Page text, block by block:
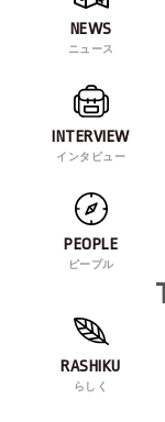
NEWS
ニュース
INTERVIEW
インタビュー
PEOPLE
ピープル
RASHIKU
らしく